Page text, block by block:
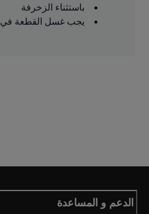
باستثناء الزخرفة
يجب غسل القطعة
الدعم و المساعدة